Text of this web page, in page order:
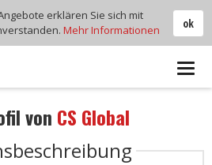
von CS Global
ok
erklären Sie sich mit
Mehr Informationen